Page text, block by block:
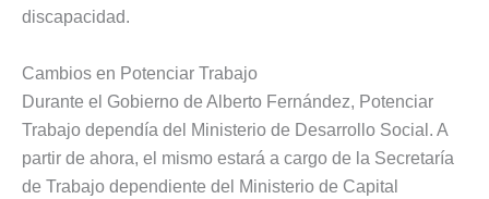
discapacidad.
Cambios en Potenciar Trabajo
Durante el Gobierno de Alberto Fernández, Potenciar
Trabajo dependía del Ministerio de Desarrollo Social. A
partir de ahora, el mismo estará a cargo de la Secretaría
de Trabajo dependiente del Ministerio de Capital